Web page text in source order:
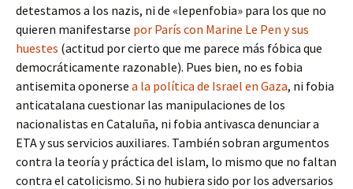
detestamos a los nazis, ni de «lepenfobia» para los que no
quieren manifestarse por París con Marine Le Pen y sus
huestes (actitud por cierto que me parece más fóbica que
democráticamente razonable). Pues bien, no es fobia
antisemita oponerse a la política de Israel en Gaza, ni fobia
anticatalana cuestionar las manipulaciones de los
nacionalistas en Cataluña, ni fobia antivasca denunciar a
ETA y sus servicios auxiliares. También sobran argumentos
contra la teoría y práctica del islam, lo mismo que no faltan
contra el catolicismo. Si no hubiera sido por los adversarios